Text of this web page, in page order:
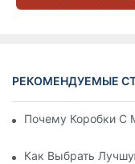
РЕКОМЕНДУЕМЫЕ
Почему Коробки С
Как Выбрать